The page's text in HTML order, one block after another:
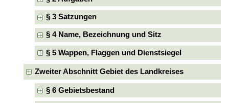
§ 3 Satzungen
§ 4 Name, Bezeichnung und Sitz
§ 5 Wappen, Flaggen und Dienstsiegel
Zweiter Abschnitt Gebiet des Landkreises
§ 6 Gebietsbestand